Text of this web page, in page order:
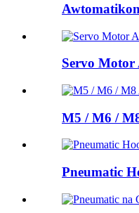
Servo
M5 / M6 /
Pneumatic